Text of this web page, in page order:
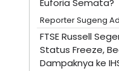
Euforia Semata?
Reporter Sugeng
FTSE Russell
Status Freeze,
Dampaknya ke